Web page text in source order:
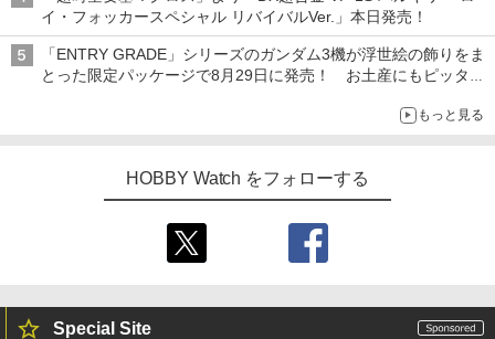
イ・フォッカースペシャル リバイバルVer.」本日発売！
「ENTRY GRADE」シリーズのガンダム3機が浮世絵の飾りをま
とった限定パッケージで8月29日に発売！ お土産にもピッタ
もっと見る
HOBBY Watch をフォローする
Special Site